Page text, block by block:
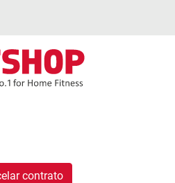
contrato